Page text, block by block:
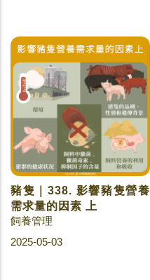
豬隻｜338. 影響豬隻營養
需求量的因素 上
飼養管理
2025-05-03